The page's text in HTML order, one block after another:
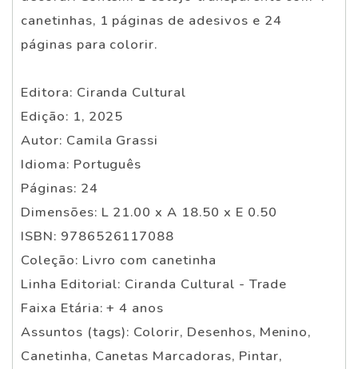
canetinhas, 1 páginas de adesivos e 24
páginas para colorir.
Editora: Ciranda Cultural
Edição: 1, 2025
Autor: Camila Grassi
Idioma: Português
Páginas: 24
Dimensões: L 21.00 x A 18.50 x E 0.50
ISBN: 9786526117088
Coleção: Livro com canetinha
Linha Editorial: Ciranda Cultural - Trade
Faixa Etária: + 4 anos
Assuntos (tags): Colorir, Desenhos, Menino,
Canetinha, Canetas Marcadoras, Pintar,